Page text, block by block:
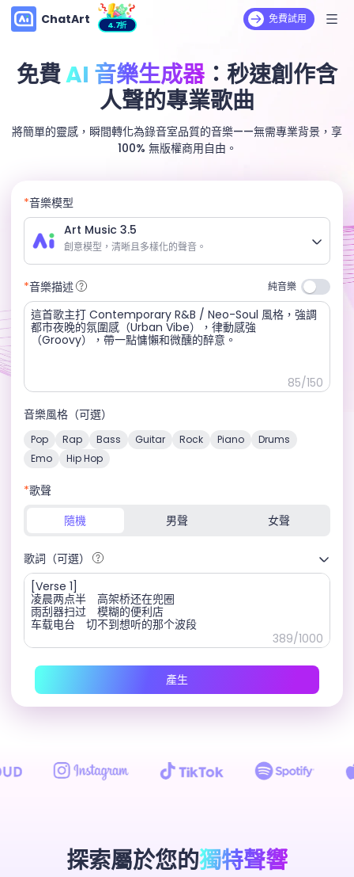
ChatArt 4.7折 免費試用
免費AI 音樂生成器 ：秒速創作含
人聲的專業歌曲
將簡單的靈感，瞬間轉化為錄音室品質的音樂——無需專業背景，享
100% 無版權商用自由。
*音樂模型
Art Music 3.5
創意模型，清晰且多樣化的聲音。
Art Music 3.5
創意模型，清晰且多樣化的聲音。
Art Music 4
頂級錄音室水準，更加生動和逼真的音質。
*音樂描述 純音樂
85/150
音樂風格（可選）
Pop Rap Bass Guitar Rock Piano
Drums
Emo
Hip Hop
*歌聲
隨機
男聲 女聲
歌詞（可選）
389/1000
產生
探索屬於您的獨特聲響